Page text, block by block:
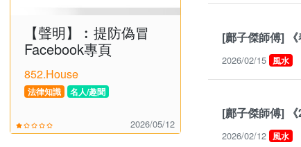
【聲明】︰提防偽冒
Facebook專頁
852.House
法律知識 名人/趣聞
2026/05/12
2026/02/15 風水
2026/02/12 風水